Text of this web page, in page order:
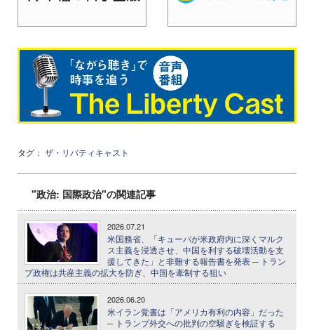
タグ： ザ・リバティキャスト
"政治: 国際政治"の関連記事
2026.07.21
米国務省、「キューバが米政府内に深くマルク
ス主義を浸透させ、中国を利する破壊活動を支
援してきた」と非難する報告書を発表 ─ トラン
プ政権は共産主義の拡大を防ぎ、中国を牽制する狙い
2026.06.20
米イラン覚書は「アメリカ有利の内容」だった
─ トランプ外交への批判の空騒ぎを検証する